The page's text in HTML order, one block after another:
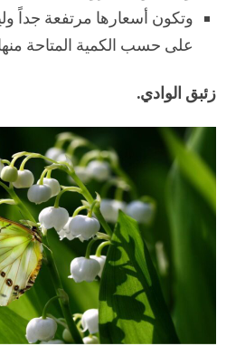
وتكون أسعارها مرتفعة جداً
على حسب الكمية المتاحة
زئبق الوادي.